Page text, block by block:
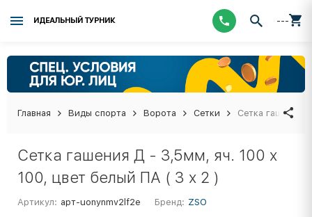
ИДЕАЛЬНЫЙ ТУРНИК ---
Главная Виды спорта Ворота Сетки Сетка гашения
Сетка гашения Д - 3,5мм, яч. 100 x
100, цвет белый ПА ( 3 x 2 )
Артикул: арт-uonynmv2lf2e Бренд: ZSO